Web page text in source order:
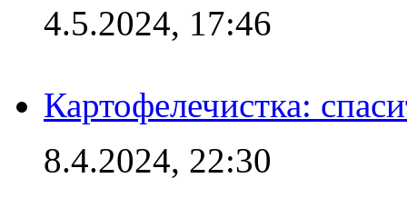
4.5.2024, 17:46
Картофелечистка:
8.4.2024, 22:30